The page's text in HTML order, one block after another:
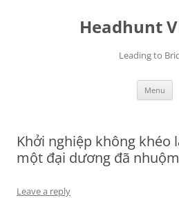
Headhunt
Leading to
Menu
Khởi nghiệp không khéo
một đại dương đã
Leave a reply